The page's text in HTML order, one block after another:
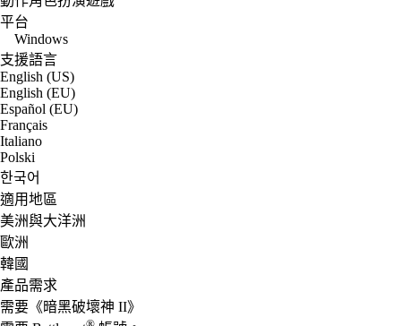
平台
Windows
支援語言
English (US)
English (EU)
Español (EU)
Français
Italiano
Polski
한국어
適用地區
美洲與大洋洲
歐洲
韓國
產品需求
需要《暗黑破壞神 II》
®